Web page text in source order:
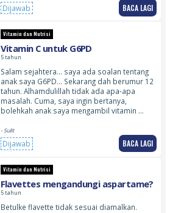
Dijawab BACA LAGI
Vitamin dan Nutrisi
Vitamin C untuk G6PD
5 tahun
Salam sejahtera… saya ada soalan tentang
anak saya G6PD… Sekarang dah berumur 12
tahun. Alhamdulillah tidak ada apa-apa
masalah. Cuma, saya ingin bertanya,
bolehkah anak saya mengambil vitamin …
- Sulit
Dijawab BACA LAGI
Vitamin dan Nutrisi
Flavettes mengandungi aspartame?
5 tahun
Betulke flavette tidak sesuai diamalkan.